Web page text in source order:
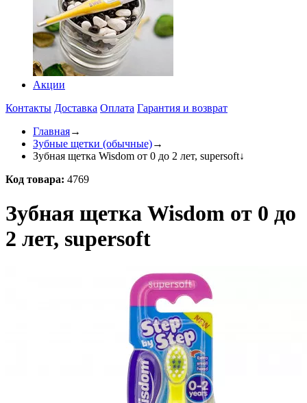
Акции
Контакты Доставка Оплата Гарантия и возврат
Главная→
Зубные щетки (обычные)→
Зубная щетка Wisdom от 0 до 2 лет, supersoft↓
Код товара: 4769
Зубная щетка Wisdom от 0 до
2 лет, supersoft